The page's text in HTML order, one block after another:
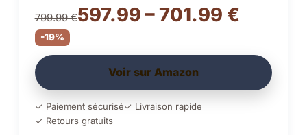
799.99 €597.99 – 701.99 €
-19%
Voir sur Amazon
✓ Paiement sécurisé✓ Livraison rapide
✓ Retours gratuits